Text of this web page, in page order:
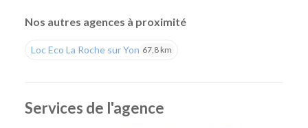
de tarifs compétitifs et d'un large choix de véhicules.
simplement besoin d'un véhicule pour quelques jours, notre
agence vous accompagne avec une solution adaptée. Son
Nos autres agences à proximité
Loc Eco La Roche sur Yon 67,8 km
Services de l'agence